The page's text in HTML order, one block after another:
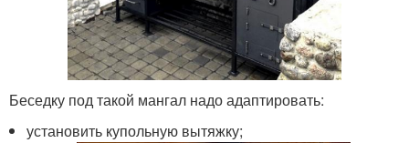
Беседку под такой мангал надо адаптировать:
установить купольную вытяжку;